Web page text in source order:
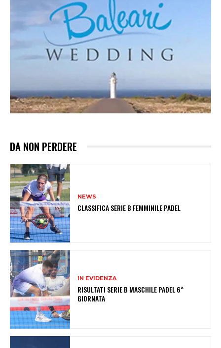
DA NON PERDERE
NEWS
CLASSIFICA SERIE B FEMMINILE PADEL
IN EVIDENZA
RISULTATI SERIE B MASCHILE PADEL 6^
GIORNATA